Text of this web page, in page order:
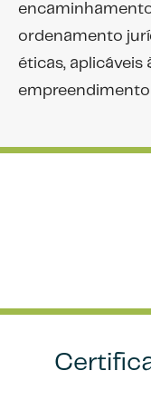
ordenamento
éticas, aplicáveis